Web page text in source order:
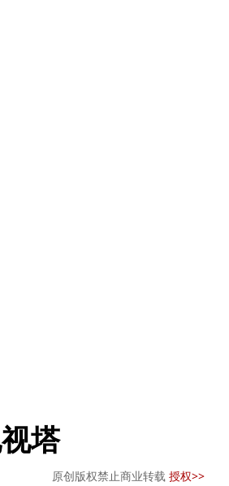
塔
原创版权禁止商业转载 授权>>